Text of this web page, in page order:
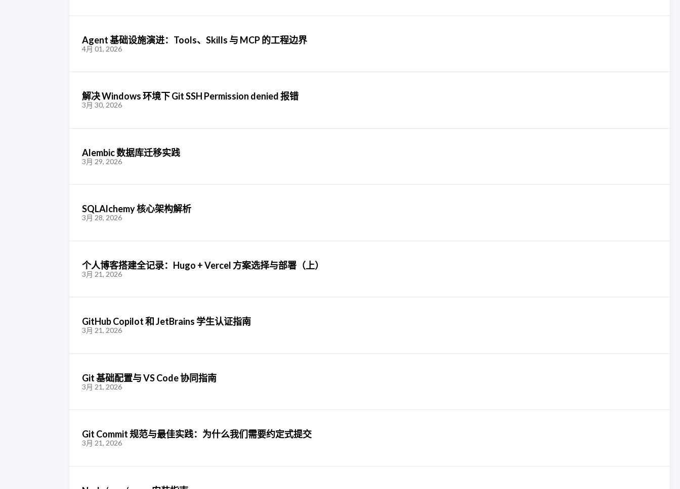
Agent 基础设施演进：Tools、Skills 与 MCP 的工程边界
4月 01, 2026
解决 Windows 环境下 Git SSH Permission denied 报错
3月 30, 2026
Alembic 数据库迁移实践
3月 29, 2026
SQLAlchemy 核心架构解析
3月 28, 2026
个人博客搭建全记录：Hugo + Vercel 方案选择与部署（上）
3月 21, 2026
GitHub Copilot 和 JetBrains 学生认证指南
3月 21, 2026
Git 基础配置与 VS Code 协同指南
3月 21, 2026
Git Commit 规范与最佳实践：为什么我们需要约定式提交
3月 21, 2026